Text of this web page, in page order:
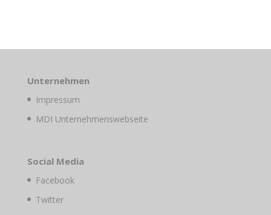
Unternehmen
Impressum
MDI Unternehmenswebseite
Social Media
Facebook
Twitter